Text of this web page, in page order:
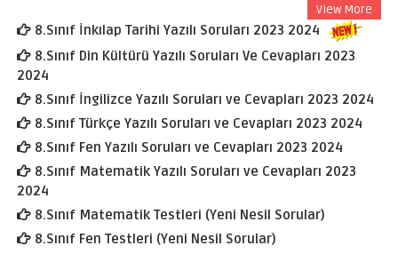
View More
8.Sınıf İnkılap Tarihi Yazılı Soruları 2023 2024
8.Sınıf Din Kültürü Yazılı Soruları Ve Cevapları 2023
2024
8.Sınıf İngilizce Yazılı Soruları ve Cevapları 2023 2024
8.Sınıf Türkçe Yazılı Soruları ve Cevapları 2023 2024
8.Sınıf Fen Yazılı Soruları ve Cevapları 2023 2024
8.Sınıf Matematik Yazılı Soruları ve Cevapları 2023
2024
8.Sınıf Matematik Testleri (Yeni Nesil Sorular)
8.Sınıf Fen Testleri (Yeni Nesil Sorular)